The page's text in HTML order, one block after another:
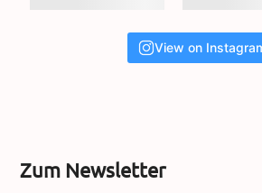
View on
Zum Newsletter